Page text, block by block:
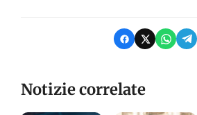
Notizie correlate